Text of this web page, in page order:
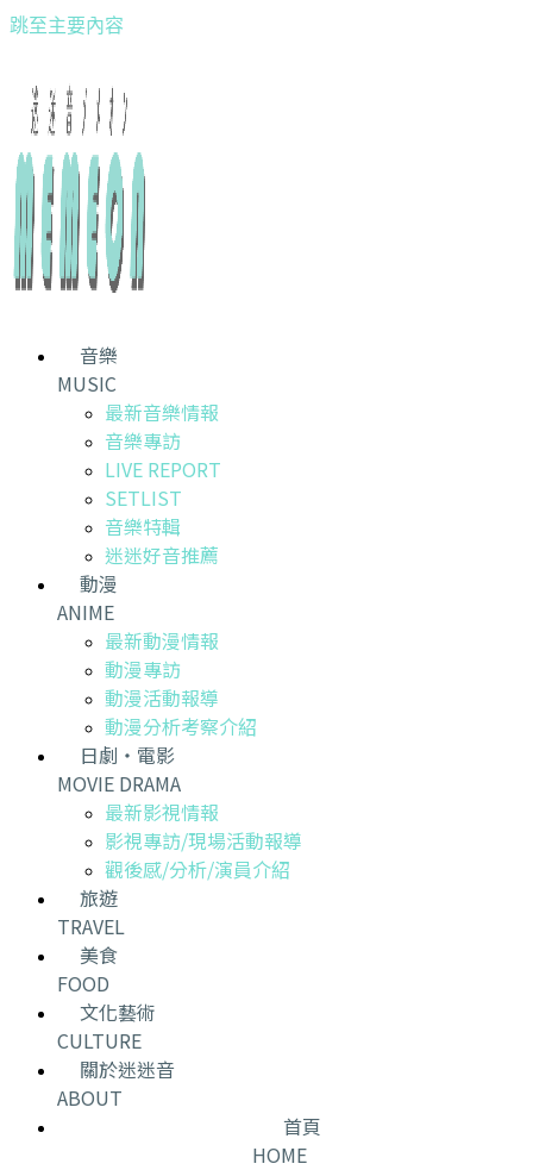
跳至主要內容
音樂
MUSIC
最新音樂情報
音樂專訪
LIVE REPORT
SETLIST
音樂特輯
迷迷好音推薦
動漫
ANIME
最新動漫情報
動漫專訪
動漫活動報導
動漫分析考察介紹
日劇・電影
MOVIE DRAMA
最新影視情報
影視專訪/現場活動報導
觀後感/分析/演員介紹
旅遊
TRAVEL
美食
FOOD
文化藝術
CULTURE
關於迷迷音
ABOUT
首頁
HOME